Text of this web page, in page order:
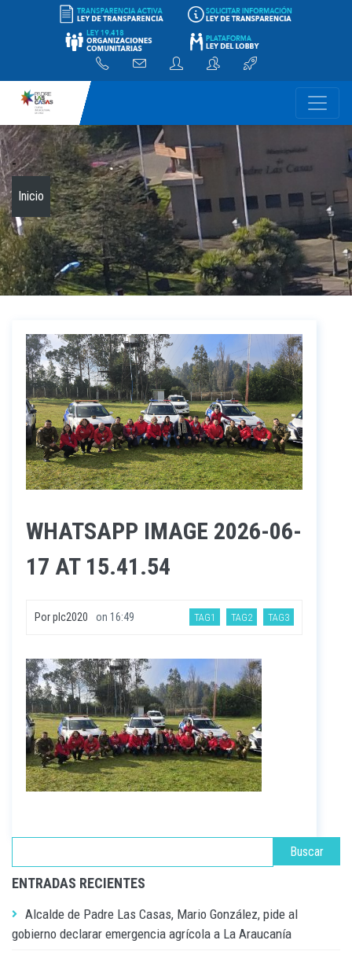
-
Inicio
WHATSAPP IMAGE 2026-06-
17 AT 15.41.54
Porplc2020 on 16:49 TAG1 TAG2 TAG3
ENTRADAS RECIENTES
Alcalde de Padre Las Casas, Mario González, pide al
gobierno declarar emergencia agrícola a La Araucanía